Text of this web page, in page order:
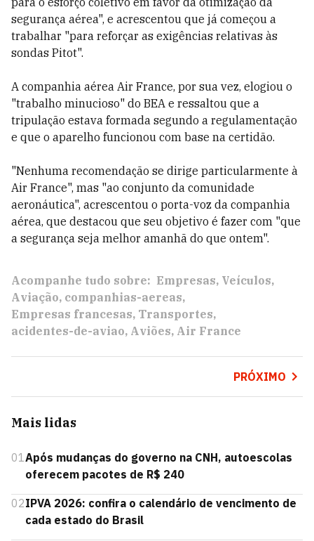
segurança aérea", e acrescentou que já começou a
trabalhar "para reforçar as exigências relativas às
sondas Pitot".
A companhia aérea Air France, por sua vez, elogiou o
"trabalho minucioso" do BEA e ressaltou que a
tripulação estava formada segundo a regulamentação
e que o aparelho funcionou com base na certidão.
"Nenhuma recomendação se dirige particularmente à
Air France", mas "ao conjunto da comunidade
aeronáutica", acrescentou o porta-voz da companhia
aérea, que destacou que seu objetivo é fazer com "que
a segurança seja melhor amanhã do que ontem".
Acompanhe tudo sobre: Empresas Veículos
Aviação companhias-aereas
Empresas francesas Transportes
acidentes-de-aviao Aviões Air France
PRÓXIMO
Mais lidas
01Após mudanças do governo na CNH, autoescolas
oferecem pacotes de R$ 240
02IPVA 2026: confira o calendário de vencimento de
cada estado do Brasil